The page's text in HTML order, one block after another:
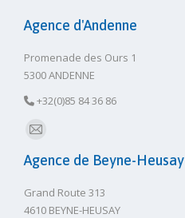
Agence d'Andenne
Promenade des Ours 1
5300 ANDENNE
+32(0)85 84 36 86
E-
mail
Agence de Beyne-Heusay
Grand Route 313
4610 BEYNE-HEUSAY